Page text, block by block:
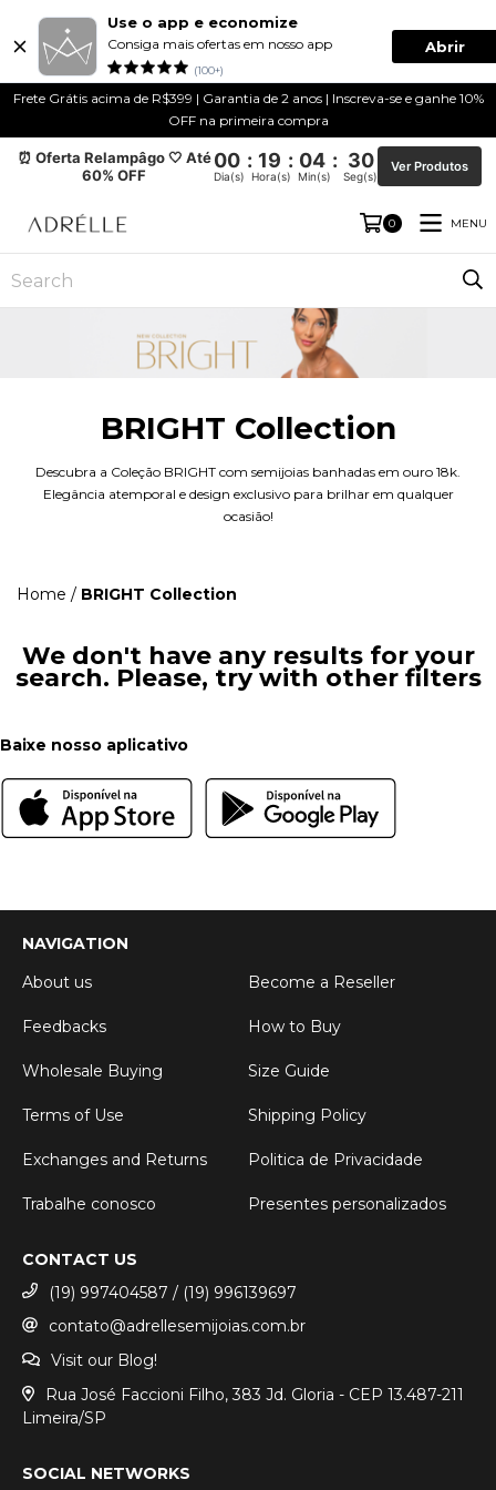
Use o app e economize
Consiga mais ofertas em nosso app
(100+)
Abrir
Frete Grátis acima de R$399 | Garantia de 2 anos | Inscreva-se e ganhe 10%
OFF na primeira compra
⏰ Oferta Relampâgo 🤍 Até
60% OFF
00 : 19 : 04 : 30
Dia(s) Hora(s) Min(s) Seg(s)
Ver Produtos
0 MENU
BRIGHT Collection
Descubra a Coleção BRIGHT com semijoias banhadas em ouro 18k.
Elegância atemporal e design exclusivo para brilhar em qualquer
ocasião!
Home / BRIGHT Collection
We don't have any results for your
search. Please, try with other filters
Baixe nosso aplicativo
NAVIGATION
About us
Become a Reseller
Feedbacks How to Buy
Wholesale Buying Size Guide
Terms of Use Shipping Policy
Exchanges and Returns Politica de Privacidade
Trabalhe conosco Presentes personalizados
CONTACT US
(19) 997404587 / (19) 996139697
contato@adrellesemijoias.com.br
Visit our Blog!
Rua José Faccioni Filho, 383 Jd. Gloria - CEP 13.487-211
Limeira/SP
SOCIAL NETWORKS